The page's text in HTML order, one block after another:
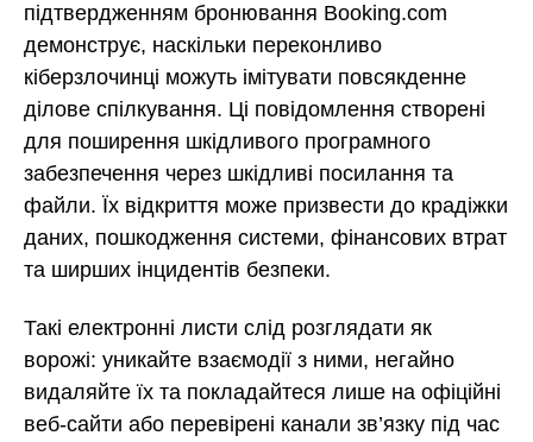
підтвердженням бронювання Booking.com
демонструє, наскільки переконливо
кіберзлочинці можуть імітувати повсякденне
ділове спілкування. Ці повідомлення створені
для поширення шкідливого програмного
забезпечення через шкідливі посилання та
файли. Їх відкриття може призвести до крадіжки
даних, пошкодження системи, фінансових втрат
та ширших інцидентів безпеки.
Такі електронні листи слід розглядати як
ворожі: уникайте взаємодії з ними, негайно
видаляйте їх та покладайтеся лише на офіційні
веб-сайти або перевірені канали зв’язку під час